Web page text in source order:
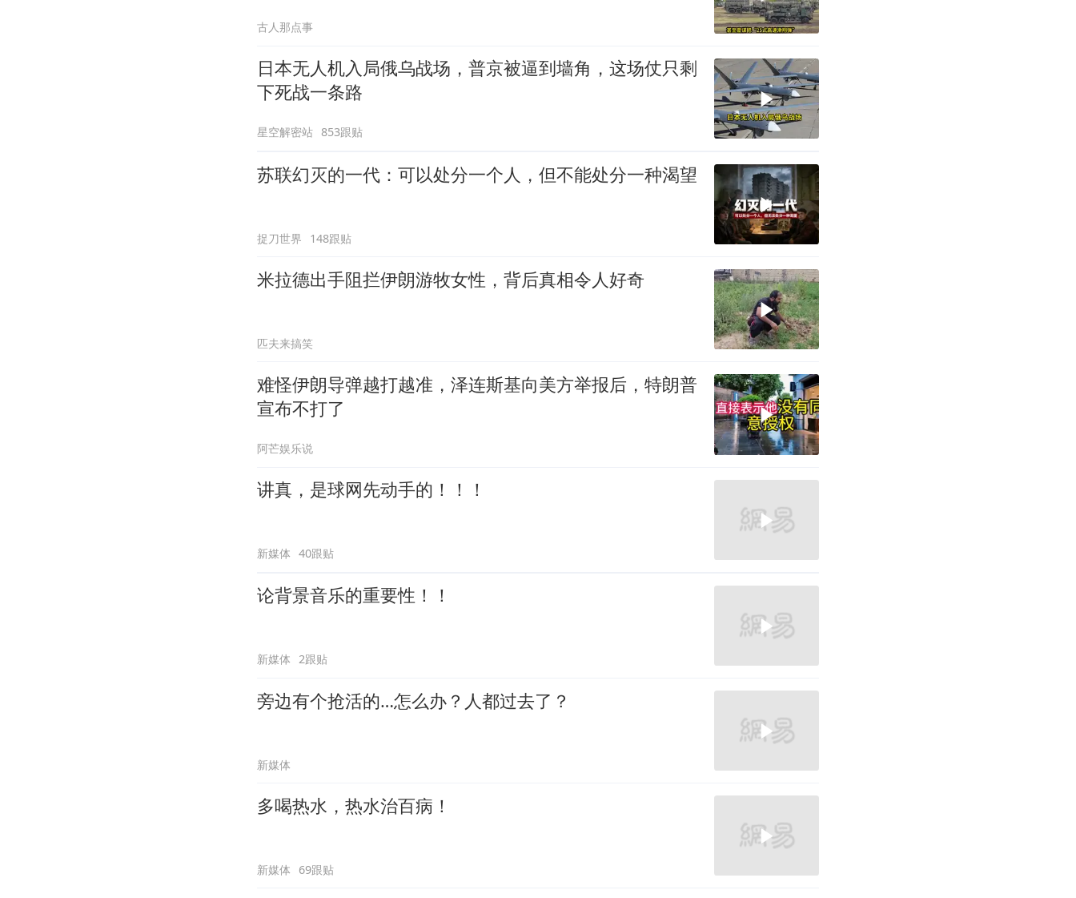
古人那点事
日本无人机入局俄乌战场，普京被逼到墙角，这场仗只剩
下死战一条路
星空解密站 853跟贴
苏联幻灭的一代：可以处分一个人，但不能处分一种渴望
捉刀世界 148跟贴
米拉德出手阻拦伊朗游牧女性，背后真相令人好奇
匹夫来搞笑
难怪伊朗导弹越打越准，泽连斯基向美方举报后，特朗普
宣布不打了
阿芒娱乐说
讲真，是球网先动手的！！！
新媒体 40跟贴
论背景音乐的重要性！！
新媒体 2跟贴
旁边有个抢活的…怎么办？人都过去了？
新媒体
多喝热水，热水治百病！
新媒体 69跟贴